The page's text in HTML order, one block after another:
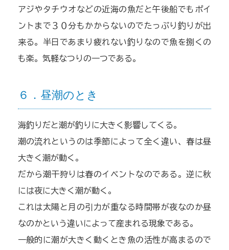
アジやタチウオなどの近海の魚だと午後船でもポイ
ントまで３０分もかからないのでたっぷり釣りが出
来る。半日であまり疲れない釣りなので魚を捌くの
も楽。気軽なつりの一つである。
６．昼潮のとき
海釣りだと潮が釣りに大きく影響してくる。
潮の流れというのは季節によって全く違い、春は昼
大きく潮が動く。
だから潮干狩りは春のイベントなのである。逆に秋
には夜に大きく潮が動く。
これは太陽と月の引力が重なる時間帯が夜なのか昼
なのかという違いによって産まれる現象である。
一般的に潮が大きく動くとき魚の活性が高まるので